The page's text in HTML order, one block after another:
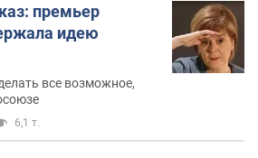
премьер
идею
все возможное,
6,1 т.